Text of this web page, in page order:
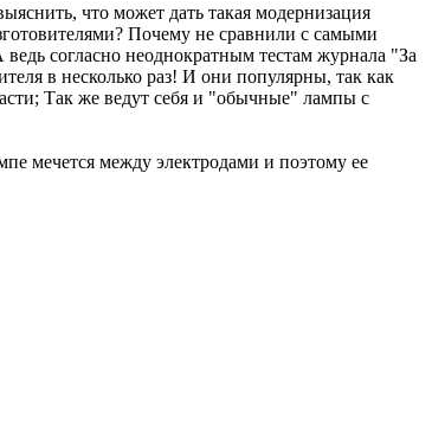
что может дать такая модернизация
Почему не сравнили с самыми
согласно неоднократным тестам журнала "За
в несколько раз! И они популярны, так как
Так же ведут себя и "обычные" лампы с
мечется между электродами и поэтому ее